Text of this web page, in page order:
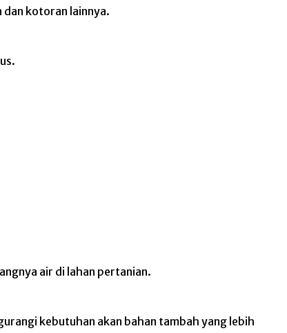
kotoran lainnya.
air di lahan pertanian.
kebutuhan akan bahan tambah yang lebih